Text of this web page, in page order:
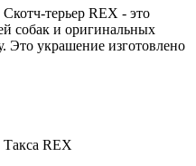
терьер REX - это
собак и оригинальных
украшение изготовлено
Такса REX